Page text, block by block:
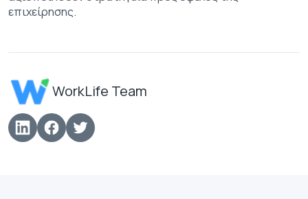
επιχείρησης.
WorkLife Team